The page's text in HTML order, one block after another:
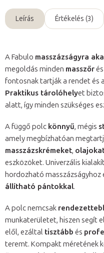
Leírás Értékelés (3)
A Fabulo masszázságyra
megoldás minden masszőrés
fontosnak tartják a rendet és
Praktikus tárolóhelyet
alatt, így minden szükséges
A függő polc könnyű, mégis
amely megbízhatóan
masszázskrémeket,
eszközöket. Univerzális
hordozható
állítható pántokkal.
A polc nemcsak
munkaterületet, hiszen segít
elől, ezáltal tisztább és
teremt. Kompakt méretének